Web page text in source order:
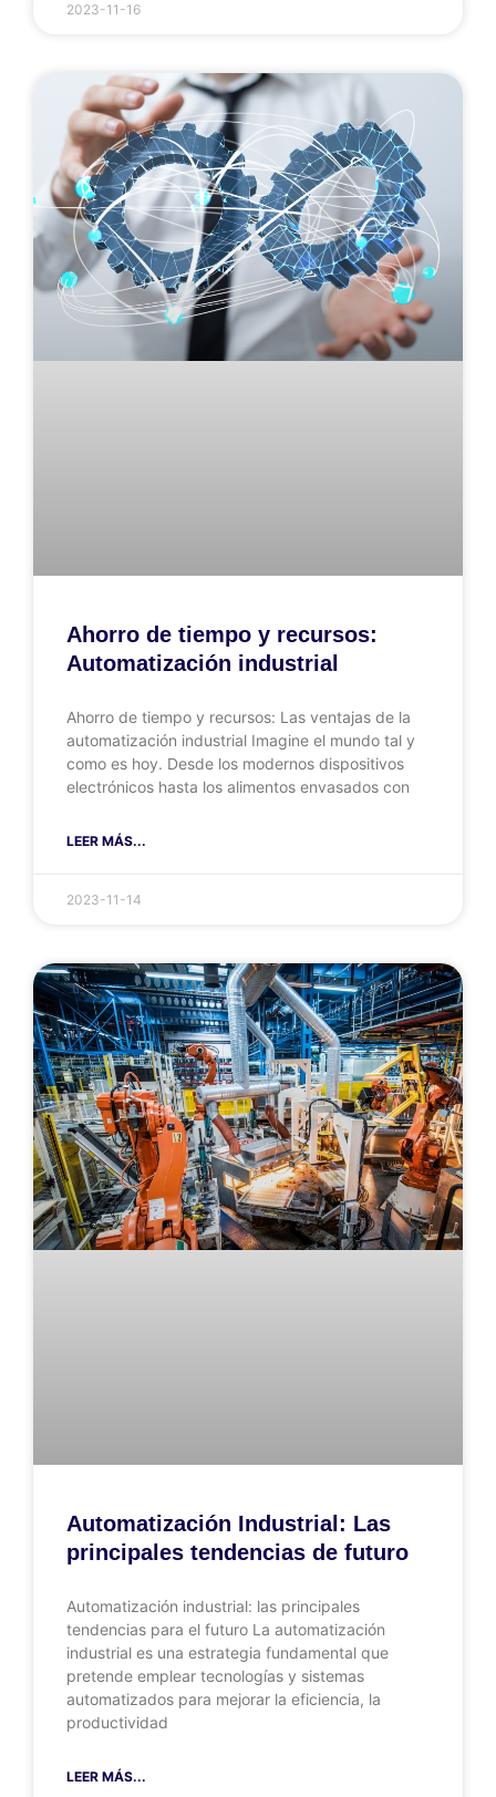
2023-11-16
Ahorro de tiempo y recursos:
Automatización industrial
Ahorro de tiempo y recursos: Las ventajas de la
automatización industrial Imagine el mundo tal y
como es hoy. Desde los modernos dispositivos
electrónicos hasta los alimentos envasados con
LEER MÁS...
2023-11-14
Automatización Industrial: Las
principales tendencias de futuro
Automatización industrial: las principales
tendencias para el futuro La automatización
industrial es una estrategia fundamental que
pretende emplear tecnologías y sistemas
automatizados para mejorar la eficiencia, la
productividad
LEER MÁS...